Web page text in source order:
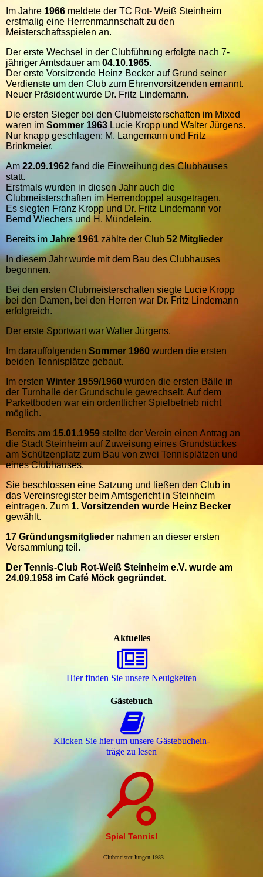
Im Jahre 1966 meldete der TC Rot- Weiß Steinheim
erstmalig eine Herrenmannschaft zu den
Meisterschaftsspielen an.
Der erste Wechsel in der Clubführung erfolgte nach 7-
jähriger Amtsdauer am 04.10.1965.
Der erste Vorsitzende Heinz Becker auf Grund seiner
Verdienste um den Club zum Ehrenvorsitzenden ernannt.
Neuer Präsident wurde Dr. Fritz Lindemann.
Die ersten Sieger bei den Clubmeisterschaften im Mixed
waren im Sommer 1963 Lucie Kropp und Walter Jürgens.
Nur knapp geschlagen: M. Langemann und Fritz
Brinkmeier.
Am 22.09.1962 fand die Einweihung des Clubhauses
statt.
Erstmals wurden in diesen Jahr auch die
Clubmeisterschaften im Herrendoppel ausgetragen.
Es siegten Franz Kropp und Dr. Fritz Lindemann vor
Bernd Wiechers und H. Mündelein.
Bereits im Jahre 1961 zählte der Club 52 Mitglieder
In diesem Jahr wurde mit dem Bau des Clubhauses
begonnen.
Bei den ersten Clubmeisterschaften siegte Lucie Kropp
bei den Damen, bei den Herren war Dr. Fritz Lindemann
erfolgreich.
Der erste Sportwart war Walter Jürgens.
Im darauffolgenden Sommer 1960 wurden die ersten
beiden Tennisplätze gebaut.
Im ersten Winter 1959/1960 wurden die ersten Bälle in
der Turnhalle der Grundschule gewechselt. Auf dem
Parkettboden war ein ordentlicher Spielbetrieb nicht
möglich.
Bereits am 15.01.1959 stellte der Verein einen Antrag an
die Stadt Steinheim auf Zuweisung eines Grundstückes
am Schützenplatz zum Bau von zwei Tennisplätzen und
eines Clubhauses.
Sie beschlossen eine Satzung und ließen den Club in
das Vereinsregister beim Amtsgericht in Steinheim
eintragen. Zum 1. Vorsitzenden wurde Heinz Becker
gewählt.
17 Gründungsmitglieder nahmen an dieser ersten
Versammlung teil.
Der Tennis-Club Rot-Weiß Steinheim e.V. wurde am
24.09.1958 im Café Möck gegründet.
Aktuelles
Hier finden Sie unsere Neuigkeiten
Gästebuch
Klicken Sie hier um unsere Gäs­te­buch­ein­
trä­ge zu lesen
Spiel Tennis!
Clubmeister Jungen 1983